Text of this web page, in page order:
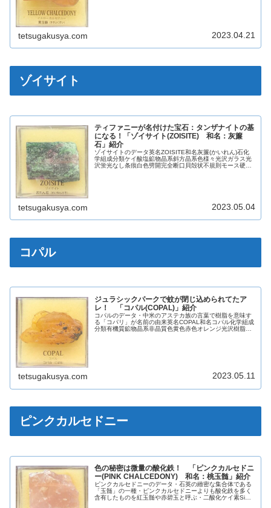
tetsugakusya.com 2023.04.21
ゾイサイト
ティファニーが名付けた宝石：タンザナイトの基
になる！「ゾイサイト(ZOISITE) 和名：灰簾
石」紹介
ゾイサイトのデータ英名ZOISITE和名灰簾(かいれん)石化
学組成分類ケイ酸塩鉱物晶系斜方晶系色様々光沢ガラス光
沢蛍光なし条痕白色劈開完全断口貝殻状不規則モース硬度
tetsugakusya.com 2023.05.04
コパル
ジュラシックパークで蚊が閉じ込められてたア
レ！ 「コパル(COPAL)」紹介
コパルのデータ・中米のアステカ族の言葉で樹脂を意味す
る「コパリ」が名前の由来英名COPAL和名コパル化学組成
分類有機質鉱物晶系非晶質色黄色赤色オレンジ光沢樹脂光
tetsugakusya.com 2023.05.11
ピンクカルセドニー
色の秘密は微量の酸化鉄！ 「ピンクカルセドニ
ー(PINK CHALCEDONY) 和名：桃玉髄」紹介
ピンクカルセドニーのデータ・石英の緻密な集合体である
「玉髄」の一種・ピンクカルセドニーよりも酸化鉄を多く
含有したものを紅玉髄や赤碧玉と呼ぶ・二酸化ケイ素SiO2